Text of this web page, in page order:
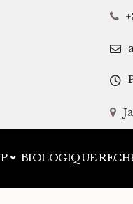
BIOLOGIQUE